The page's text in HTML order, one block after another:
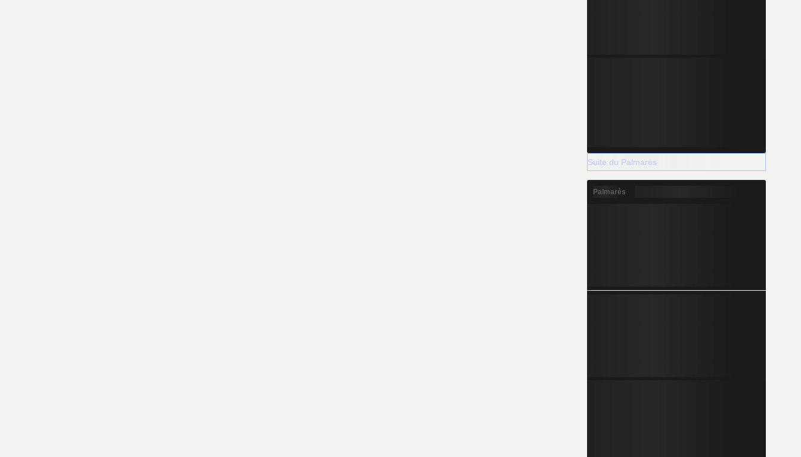
Suite du Palmarès
Palmarès